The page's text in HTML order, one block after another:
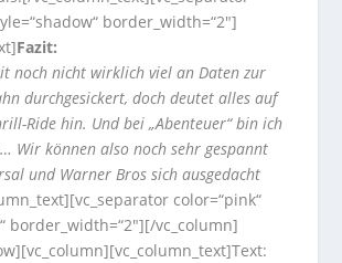
border_width=“2″]
Fazit:
noch nicht wirklich viel an Daten zur
durchgesickert, doch deutet alles auf
Ride hin. Und bei „Abenteuer“ bin ich
Wir können also noch sehr gespannt
und Warner Bros sich ausgedacht
color=“pink“
border_width=“2″][/vc_column]